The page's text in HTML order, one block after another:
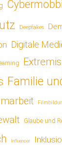
Deepfakes
Digitale
Familie
Glaube und
Influencer